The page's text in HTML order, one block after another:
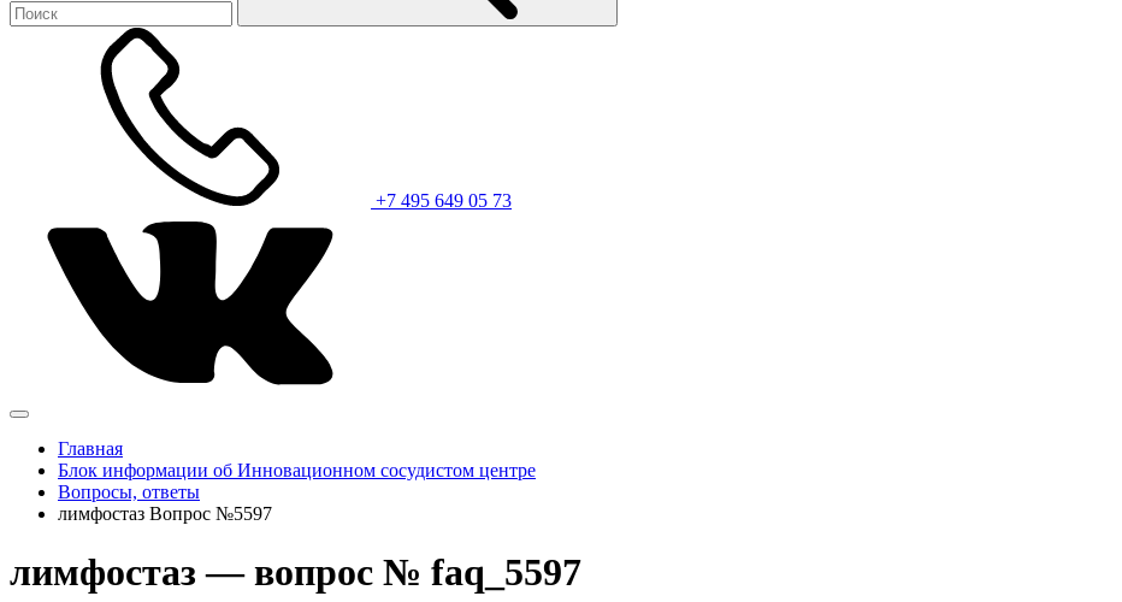
+7 495 649 05 73
Главная
Блок информации об Инновационном сосудистом центре
Вопросы, ответы
лимфостаз Вопрос №5597
лимфостаз — вопрос № faq_5597